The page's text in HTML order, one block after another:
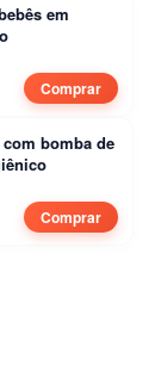
em
Comprar
bomba de
Comprar